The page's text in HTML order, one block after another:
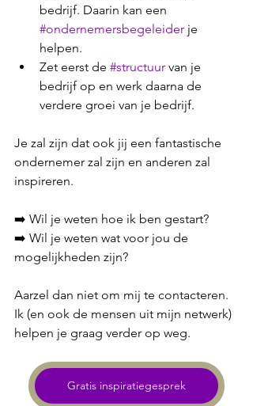
bedrijf. Daarin kan een
#ondernemersbegeleider je
helpen.
Zet eerst de #structuur van je
bedrijf op en werk daarna de
verdere groei van je bedrijf.
Je zal zijn dat ook jij een fantastische
ondernemer zal zijn en anderen zal
inspireren.
➡️ Wil je weten hoe ik ben gestart?
➡️ Wil je weten wat voor jou de
mogelijkheden zijn?
Aarzel dan niet om mij te contacteren.
Ik (en ook de mensen uit mijn netwerk)
helpen je graag verder op weg.
Gratis inspiratiegesprek